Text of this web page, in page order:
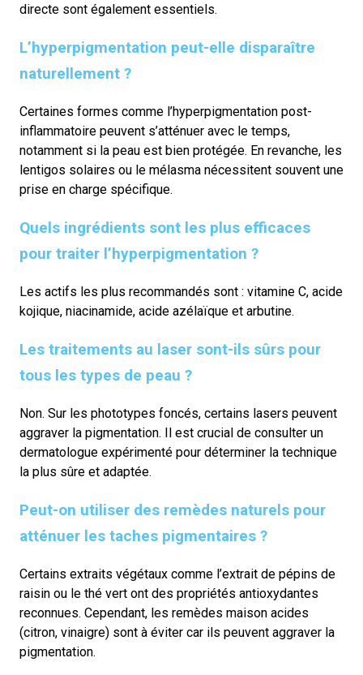
directe sont également essentiels.
L’hyperpigmentation peut-elle disparaître
naturellement ?
Certaines formes comme l’hyperpigmentation post-
inflammatoire peuvent s’atténuer avec le temps,
notamment si la peau est bien protégée. En revanche, les
lentigos solaires ou le mélasma nécessitent souvent une
prise en charge spécifique.
Quels ingrédients sont les plus efficaces
pour traiter l’hyperpigmentation ?
Les actifs les plus recommandés sont : vitamine C, acide
kojique, niacinamide, acide azélaïque et arbutine.
Les traitements au laser sont-ils sûrs pour
tous les types de peau ?
Non. Sur les phototypes foncés, certains lasers peuvent
aggraver la pigmentation. Il est crucial de consulter un
dermatologue expérimenté pour déterminer la technique
la plus sûre et adaptée.
Peut-on utiliser des remèdes naturels pour
atténuer les taches pigmentaires ?
Certains extraits végétaux comme l’extrait de pépins de
raisin ou le thé vert ont des propriétés antioxydantes
reconnues. Cependant, les remèdes maison acides
(citron, vinaigre) sont à éviter car ils peuvent aggraver la
pigmentation.